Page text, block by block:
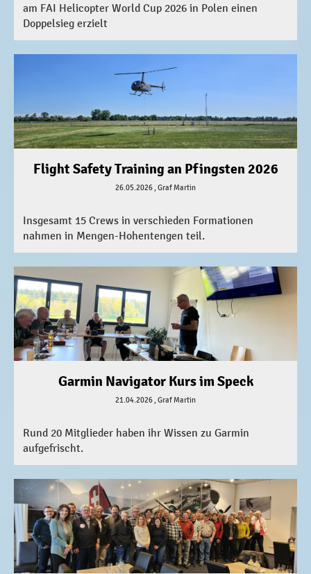
am FAI Helicopter World Cup 2026 in Polen einen
Doppelsieg erzielt
Flight Safety Training an Pfingsten 2026
26.05.2026, Graf Martin
Insgesamt 15 Crews in verschieden Formationen
nahmen in Mengen-Hohentengen teil.
Garmin Navigator Kurs im Speck
21.04.2026, Graf Martin
Rund 20 Mitglieder haben ihr Wissen zu Garmin
aufgefrischt.